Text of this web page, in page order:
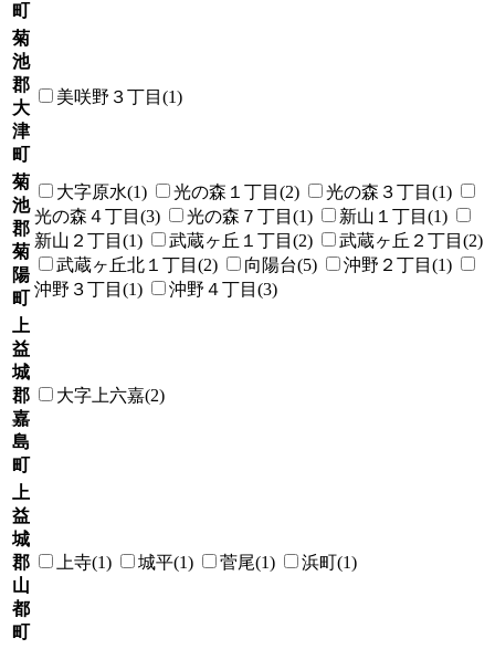
町
菊
池
郡
大
津
町
美咲野３丁目(1)
菊
池
郡
菊
陽
町
大字原水(1) 光の森１丁目(2)
光の森３丁目(1)
光の森４丁目(3)
光の森７丁目(1)
新山１丁目(1)
新山２丁目(1)
武蔵ヶ丘１丁目(2)
武蔵ヶ丘２丁目(2)
武蔵ヶ丘北１丁目(2)
向陽台(5)
沖野２丁目(1)
沖野３丁目(1)
沖野４丁目(3)
上
益
城
郡
嘉
島
町
大字上六嘉(2)
上
益
城
郡
山
都
町
上寺(1) 城平(1) 菅尾(1) 浜町(1)